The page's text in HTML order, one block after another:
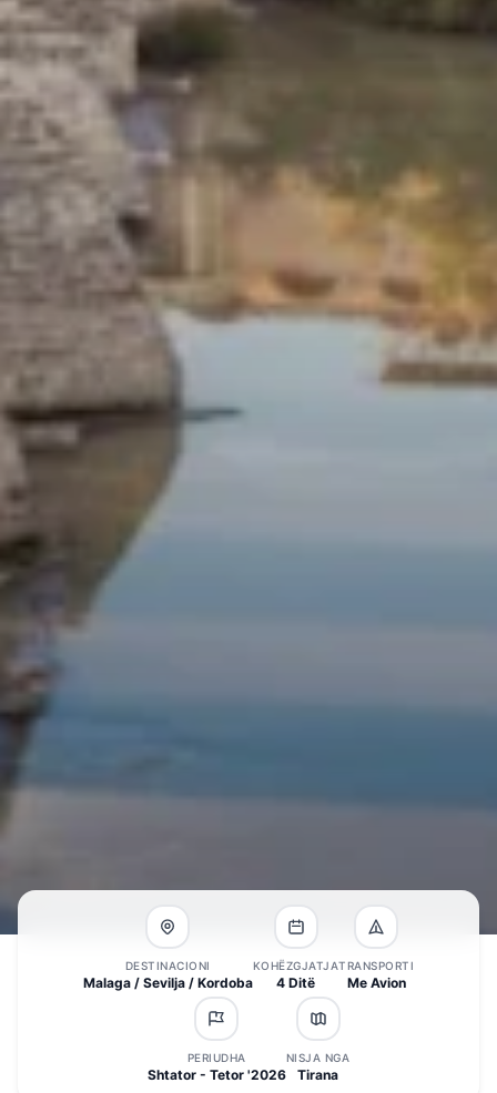
DESTINACIONI
Malaga / Sevilja / Kordoba
KOHËZGJATJA
4 Ditë
TRANSPORTI
Me Avion
PERIUDHA
Shtator - Tetor '2026
NISJA NGA
Tirana